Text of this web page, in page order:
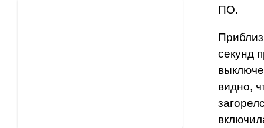
ПО.
секунд
видно,